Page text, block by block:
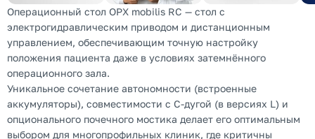
Операционный стол OPX mobilis RC — стол с
электрогидравлическим приводом и дистанционным
управлением, обеспечивающим точную настройку
положения пациента даже в условиях затемнённого
операционного зала.
Уникальное сочетание автономности (встроенные
аккумуляторы), совместимости с C-дугой (в версиях L) и
опционального почечного мостика делает его оптимальным
выбором для многопрофильных клиник, где критичны